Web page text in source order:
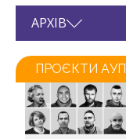
АРХІВ
ПРОЄКТИ АУП